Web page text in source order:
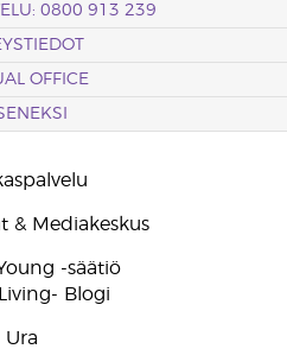
0800 913 239
OFFICE
& Mediakeskus
-säätiö
Blogi
Ura